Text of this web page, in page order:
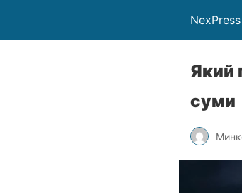
NexPress
Який
суми